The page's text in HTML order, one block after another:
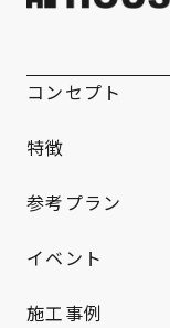
コンセプト
特徴
参考プラン
イベント
施工事例